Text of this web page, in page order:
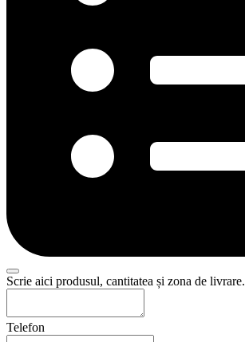
Scrie aici produsul, cantitatea și zona de livrare.
Company
Telefon